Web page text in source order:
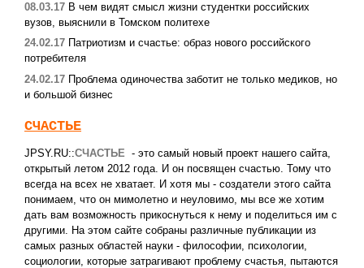
08.03.17 В чем видят смысл жизни студентки российских
вузов, выяснили в Томском политехе
24.02.17 Патриотизм и счастье: образ нового российского
потребителя
24.02.17 Проблема одиночества заботит не только медиков, но
и большой бизнес
СЧАСТЬЕ
JPSY.RU::СЧАСТЬЕ - это самый новый проект нашего сайта,
открытый летом 2012 года. И он посвящен счастью. Тому что
всегда на всех не хватает. И хотя мы - создатели этого сайта
понимаем, что он мимолетно и неуловимо, мы все же хотим
дать вам возможность прикоснуться к нему и поделиться им с
другими. На этом сайте собраны различные публикации из
самых разных областей науки - философии, психологии,
социологии, которые затрагивают проблему счастья, пытаются